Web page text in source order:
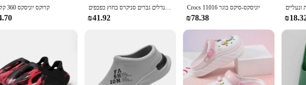
sandals are easy to maintain, requiring minimal care to keep them looking their best. The durable
קרוקס יוניסקס 360 קלידים גברים חדשים של נעלי בית גברים סנדלים גן נעליים שטוחים סנדלים גברים סניקרס בחוץ כפכפים
₪41.92
Crocs יוניסקס-סיקס בוגר 11016
₪78.38